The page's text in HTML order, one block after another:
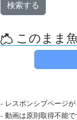
検索する
このまま
- レスポンシブページ
- 動画は原則取得不能で